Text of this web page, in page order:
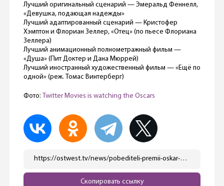
Лучший оригинальный сценарий — Эмеральд Феннелл,
«Девушка, подающая надежды»
Лучший адаптированный сценарий — Кристофер
Хэмптон и Флориан Зеллер, «Отец» (по пьесе Флориана
Зеллера)
Лучший анимационный полнометражный фильм —
«Душа» (Пит Доктер и Дана Мюррей)
Лучший иностранный художественный фильм — «Ещё по
одной» (реж. Томас Винтерберг)
Фото: Twitter Movies is watching the Oscars
https://ostwest.tv/news/pobediteli-premii-oskar-v-2021/
Скопировать ссылку